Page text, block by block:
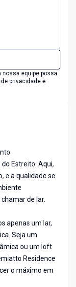
equipe possa
privacidade e
Estreito. Aqui,
e a qualidade se
de lar.
apenas um lar,
Seja um
ou um loft
Residence
o máximo em